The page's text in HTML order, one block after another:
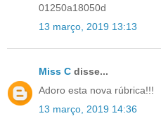
01250a18050d
13 março, 2019 13:13
Miss C disse...
Adoro esta nova rúbrica!!!
13 março, 2019 14:36